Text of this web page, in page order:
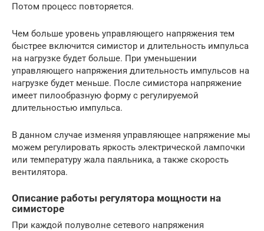
Потом процесс повторяется.
Чем больше уровень управляющего напряжения тем
быстрее включится симистор и длительность импульса
на нагрузке будет больше. При уменьшении
управляющего напряжения длительность импульсов на
нагрузке будет меньше. После симистора напряжение
имеет пилообразную форму с регулируемой
длительностью импульса.
В данном случае изменяя управляющее напряжение мы
можем регулировать яркость электрической лампочки
или температуру жала паяльника, а также скорость
вентилятора.
Описание работы регулятора мощности на
симисторе
При каждой полуволне сетевого напряжения